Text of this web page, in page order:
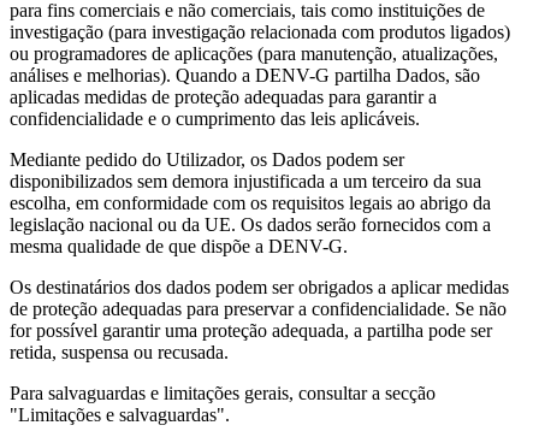
para fins comerciais e não comerciais, tais como instituições de
investigação (para investigação relacionada com produtos ligados)
ou programadores de aplicações (para manutenção, atualizações,
análises e melhorias). Quando a DENV-G partilha Dados, são
aplicadas medidas de proteção adequadas para garantir a
confidencialidade e o cumprimento das leis aplicáveis.
Mediante pedido do Utilizador, os Dados podem ser
disponibilizados sem demora injustificada a um terceiro da sua
escolha, em conformidade com os requisitos legais ao abrigo da
legislação nacional ou da UE. Os dados serão fornecidos com a
mesma qualidade de que dispõe a DENV-G.
Os destinatários dos dados podem ser obrigados a aplicar medidas
de proteção adequadas para preservar a confidencialidade. Se não
for possível garantir uma proteção adequada, a partilha pode ser
retida, suspensa ou recusada.
Para salvaguardas e limitações gerais, consultar a secção
"Limitações e salvaguardas".